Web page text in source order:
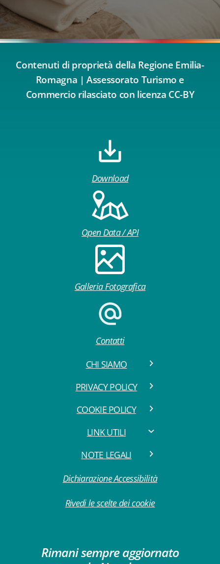
Contenuti di proprietà della Regione Emilia-
Romagna | Assessorato Turismo e
Commercio rilasciato con licenza CC-BY
Download
Open Data / API
Galleria Fotografica
Contatti
CHI SIAMO
PRIVACY POLICY
COOKIE POLICY
LINK UTILI
NOTE LEGALI
Dichiarazione Accessibilità
Rivedi le scelte dei cookie
Rimani sempre aggiornato